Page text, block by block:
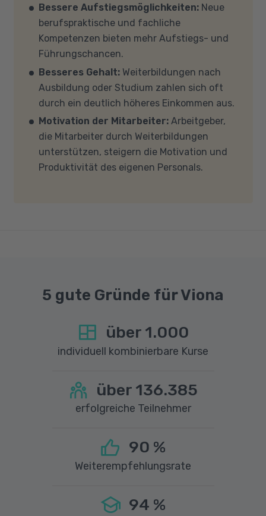
persönlichen Gespräch zu diesem Thema.
mit Ihren eigenen Geräten am Unterricht
teilnehmen, empfehlen wir PCs oder Laptops
mit Windows 10 oder Windows 11, mindestens 8
GB Arbeitsspeicher (RAM) und einem aktuellen
Mehrkern-Prozessor (CPU). Der Unterricht
findet in Microsoft Teams statt. Bitte achten
Sie darauf, dass Ihre Sicherheitsprogramme
und -einstellungen (Anti-Viren-Programme,
Firewalls etc.) die Verbindung mit MS Teams
nicht blockieren. Bitte beachten Sie außerdem,
dass für eine reibungslose Übertragung eine
Bessere Aufstiegsmöglichkeiten: Neue
berufspraktische und fachliche
Kompetenzen bieten mehr Aufstiegs- und
Führungschancen.
Besseres Gehalt: Weiterbildungen nach
Ausbildung oder Studium zahlen sich oft
durch ein deutlich höheres Einkommen aus.
Motivation der Mitarbeiter: Arbeitgeber,
die Mitarbeiter durch Weiterbildungen
unterstützen, steigern die Motivation und
Produktivität des eigenen Personals.
5 gute Gründe für Viona
über 1.000
individuell kombinierbare Kurse
über 136.385
erfolgreiche Teilnehmer
90 %
Weiterempfehlungsrate
94 %